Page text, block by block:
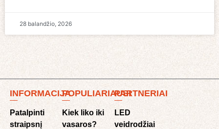
28 balandžio, 2026
INFORMACIJA
Patalpinti
straipsnį
POPULIARIAUSI
Kiek liko iki
vasaros?
PARTNERIAI
LED
veidrodžiai